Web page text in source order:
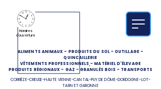
ALIMENTS ANIMAUX - PRODUITS DU SOL-OUTILLAGE-
QUINCAILLERIE
VÊTEMENTS PROFESSIONNELS -MATÉRIEL D'ÉLEVAGE
PRODUITS RÉGIONAUX - GAZ -GRANULÉS BOIS - TRANSPORTS
CORRÈZE-CREUSE-HAUTE VIENNE-CANTAL-PUY DE DÔME-DORDOGNE-LOT-
TARN ET GARONNE
Horaires
d'ouverture